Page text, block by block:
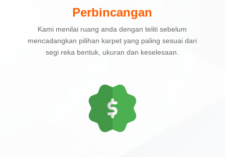
Perbincangan
Kami menilai ruang anda dengan teliti sebelum
mencadangkan pilihan karpet yang paling sesuai dari
segi reka bentuk, ukuran dan keselesaan.